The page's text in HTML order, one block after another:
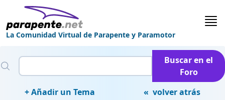
La Comunidad Virtual de Parapente y Paramotor
Buscar en el
Foro
+ Añadir un Tema
« volver atrás